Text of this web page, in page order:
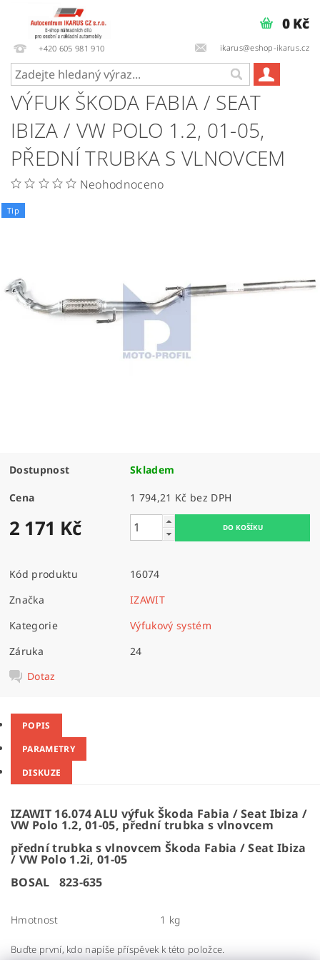
+420 605 981 910 ikarus@eshop-ikarus.cz
0 Kč
VÝFUK ŠKODA FABIA / SEAT
IBIZA / VW POLO 1.2, 01-05,
PŘEDNÍ TRUBKA S VLNOVCEM
Neohodnoceno
Tip
Dostupnost Skladem
Cena 1 794,21 Kč bez DPH
2 171 Kč
Kód produktu
16074
Značka
IZAWIT
Kategorie
Výfukový systém
Záruka
24
Dotaz
POPIS
PARAMETRY
DISKUZE
IZAWIT 16.074 ALU výfuk Škoda Fabia / Seat Ibiza /
VW Polo 1.2, 01-05, přední trubka s vlnovcem
přední trubka s vlnovcem Škoda Fabia / Seat Ibiza
/ VW Polo 1.2i, 01-05
BOSAL 823-635
Hmotnost 1 kg
Buďte první, kdo napíše příspěvek k této položce.